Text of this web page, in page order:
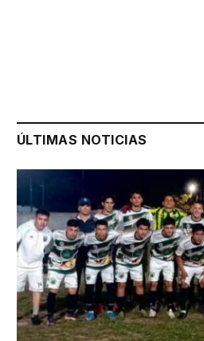
ÚLTIMAS NOTICIAS